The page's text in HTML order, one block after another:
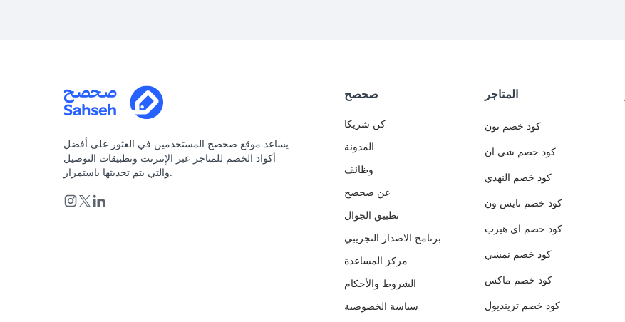
يساعد موقع صحصح المستخدمين في العثور على أفضل
أكواد الخصم للمتاجر عبر الإنترنت وتطبيقات التوصيل
والتي يتم تحديثها باستمرار.
صحصح
كن شريكا
المدونة
وظائف
عن صحصح
تطبيق الجوال
برنامج الاصدار التجريبي
مركز المساعدة
الشروط والأحكام
سياسة الخصوصية
المتاجر
كود خصم نون
كود خصم شي ان
كود خصم النهدي
كود خصم نايس ون
كود خصم اي هيرب
كود خصم نمشي
كود خصم ماكس
كود خصم ترينديول